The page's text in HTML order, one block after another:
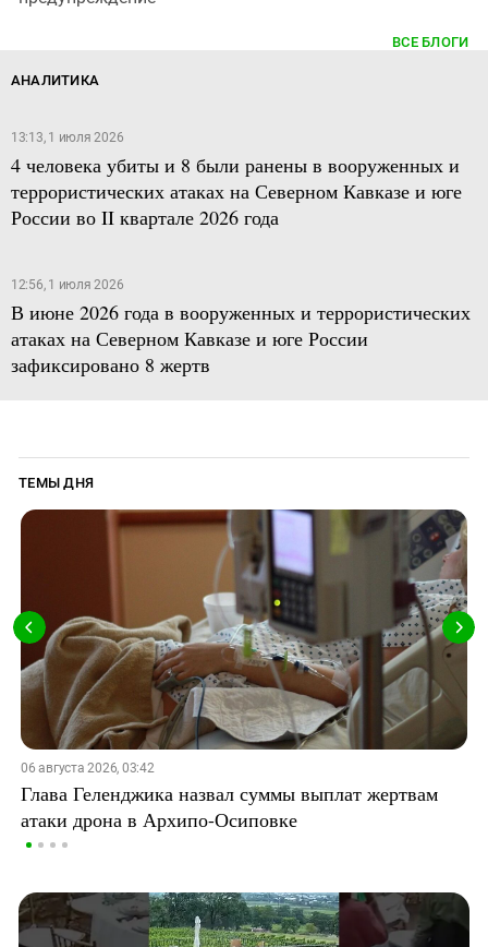
ВСЕ БЛОГИ
АНАЛИТИКА
13:13, 1 июля 2026
4 человека убиты и 8 были ранены в вооруженных и
террористических атаках на Северном Кавказе и юге
России во II квартале 2026 года
12:56, 1 июля 2026
В июне 2026 года в вооруженных и террористических
атаках на Северном Кавказе и юге России
зафиксировано 8 жертв
ТЕМЫ ДНЯ
06 августа 2026, 03:42
Глава Геленджика назвал суммы выплат жертвам
атаки дрона в Архипо-Осиповке